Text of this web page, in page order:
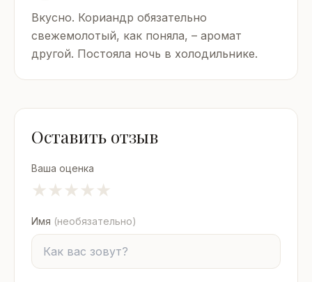
Вкусно. Кориандр обязательно
свежемолотый, как поняла, – аромат
другой. Постояла ночь в холодильнике.
Оставить отзыв
Ваша оценка
★
★
★
★
★
Имя (необязательно)